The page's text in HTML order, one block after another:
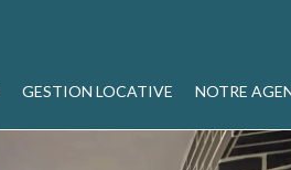
GESTION LOCATIVE NOTRE